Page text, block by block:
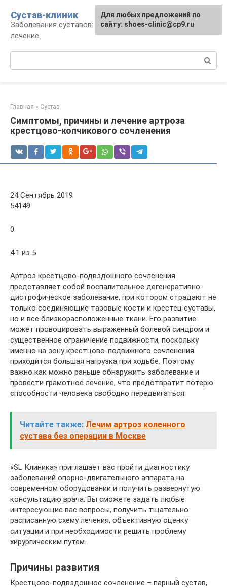
контенту
Сустав-клиник
Заболевания суставов: профилактика и
лечение
Главная » Сустав
Симптомы, причины и лечение артроза
крестцово-копчикового сочленения
24 Сентябрь 2019
54149
0
4.1 из 5
Артроз крестцово-подвздошного сочленения
представляет собой воспалительное дегенеративно-
дистрофическое заболевание, при котором страдают не
только соединяющие тазовые кости и крестец суставы,
но и все близкорасположенные ткани. Его развитие
может провоцировать выраженный болевой синдром и
существенное ограничение подвижности, поскольку
именно на зону крестцово-подвижного сочленения
приходится большая нагрузка при ходьбе. Поэтому
важно как можно раньше обнаружить заболевание и
провести грамотное лечение, что предотвратит потерю
способности человека свободно передвигаться.
Читайте также: Лечим артроз коленного
сустава без операции в Москве
«SL Клиника» приглашает вас пройти диагностику
заболеваний опорно-двигательного аппарата на
современном оборудовании и получить развернутую
консультацию врача. Вы сможете задать любые
интересующие вас вопросы, получить тщательно
расписанную схему лечения, объективную оценку
ситуации и при необходимости решить проблему
хирургическим путем.
Причины развития
Крестцово-подвздошное сочленение – парный сустав,
Для любых предложений по
сайту: shoes-clinic@cp9.ru